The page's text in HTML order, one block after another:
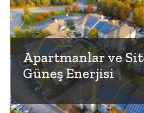
Apartmanlar ve
Güneş Enerjisi